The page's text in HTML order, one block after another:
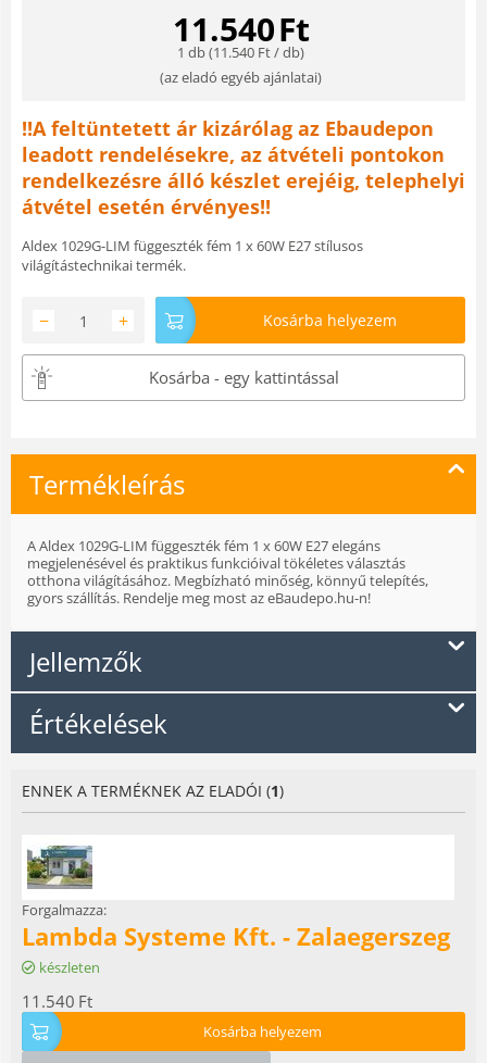
11.540Ft
1 db (11.540 Ft/ db)
(az eladó egyéb ajánlatai)
!!A feltüntetett ár kizárólag az Ebaudepon
leadott rendelésekre, az átvételi pontokon
rendelkezésre álló készlet erejéig, telephelyi
átvétel esetén érvényes!!
Aldex 1029G-LIM függeszték fém 1 x 60W E27 stílusos
világítástechnikai termék.
+
− Kosárba helyezem
Kosárba - egy kattintással
Termékleírás
A Aldex 1029G-LIM függeszték fém 1 x 60W E27 elegáns
megjelenésével és praktikus funkcióival tökéletes választás
otthona világításához. Megbízható minőség, könnyű telepítés,
gyors szállítás. Rendelje meg most az eBaudepo.hu-n!
Jellemzők
Értékelések
ENNEK A TERMÉKNEK AZ ELADÓI (1)
Forgalmazza:
Lambda Systeme Kft. - Zalaegerszeg
készleten
11.540 Ft
Kosárba helyezem